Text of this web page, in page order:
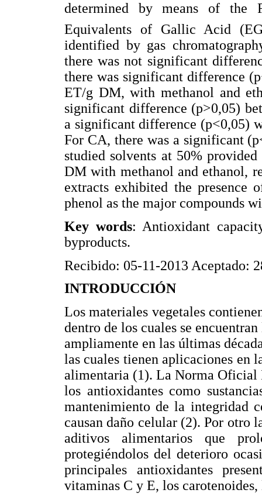
determined by means of the
Equivalents of Gallic Acid
identified by gas
there was not significant
there was significant difference
ET/g DM, with methanol and
significant difference (p>0,05)
a significant difference (p<0,05)
For CA, there was a significant
studied solvents at 50%
DM with methanol and ethanol,
extracts exhibited the presence
phenol as the major compounds
Key words: Antioxidant
byproducts.
Recibido: 05-11-2013 Aceptado:
INTRODUCCIÓN
Los materiales vegetales
dentro de los cuales se
ampliamente en las últimas
las cuales tienen aplicaciones en
alimentaria (1). La Norma Oficial
los antioxidantes como
mantenimiento de la integridad
causan daño celular (2). Por otro
aditivos alimentarios que
protegiéndolos del deterioro
principales antioxidantes
vitaminas C y E, los